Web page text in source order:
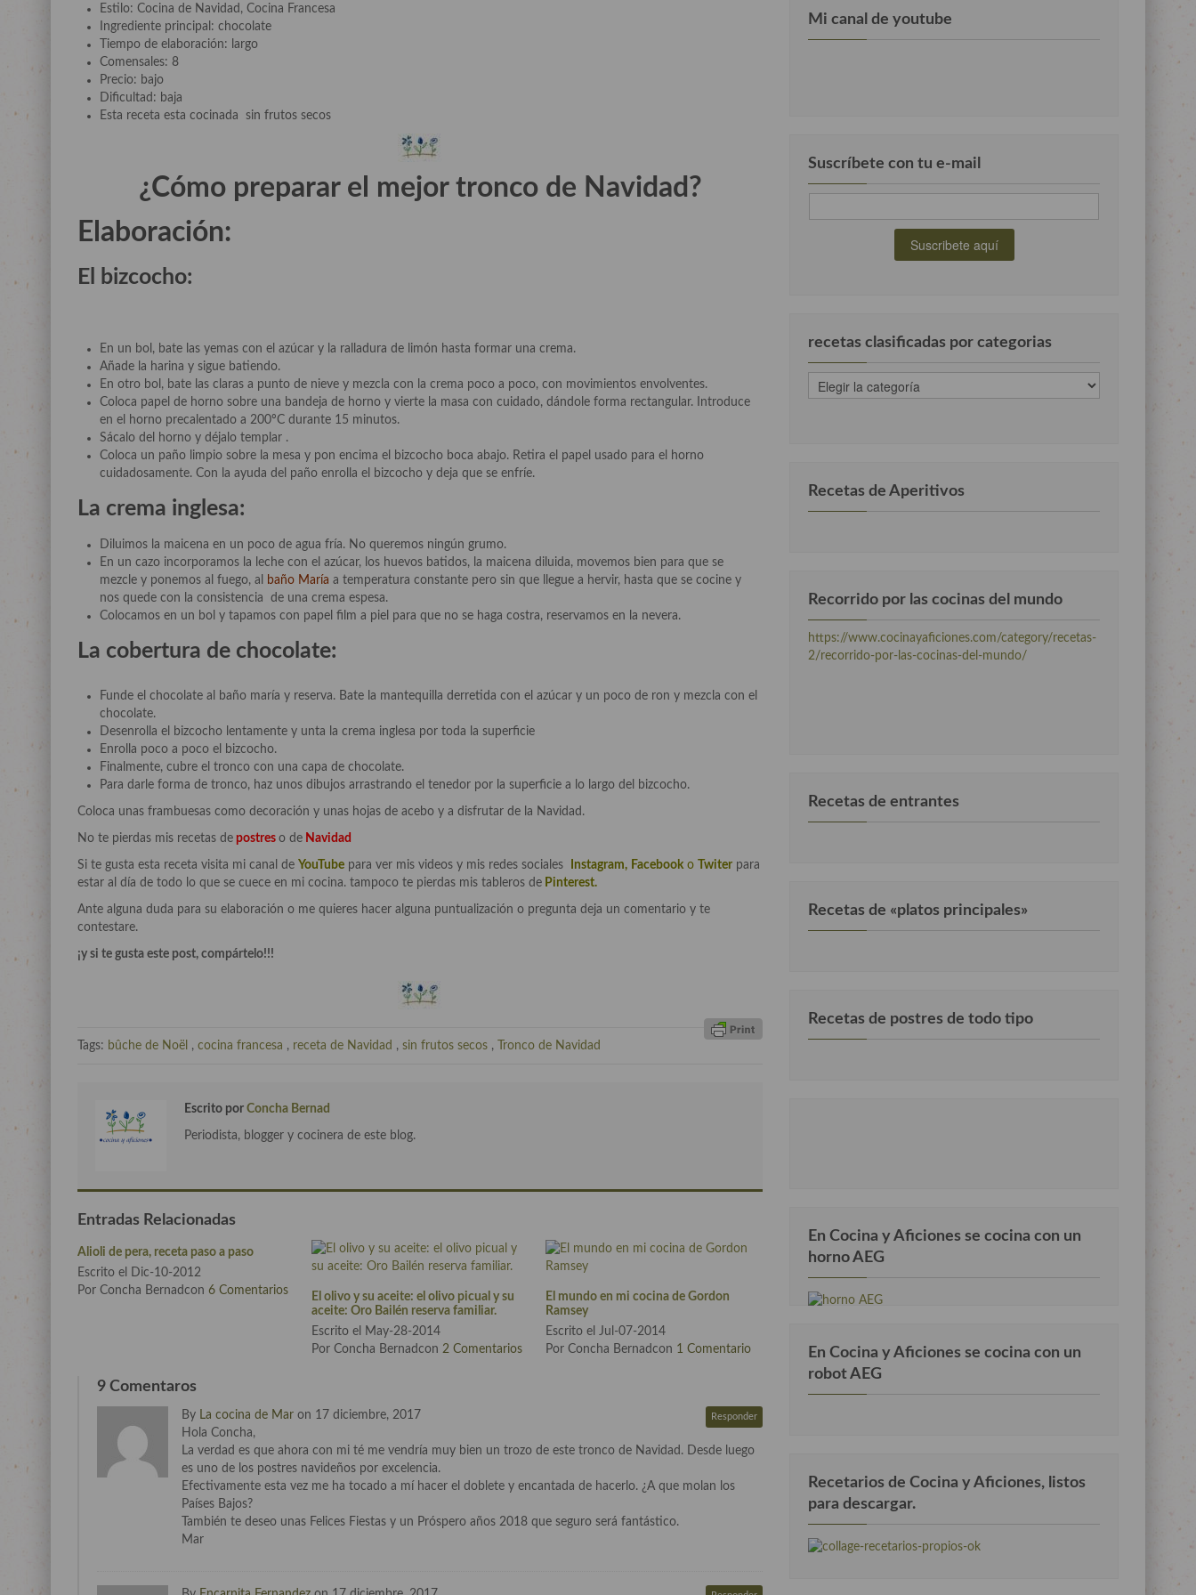
Estilo: Cocina de Navidad, Cocina Francesa
Ingrediente principal: chocolate
Tiempo de elaboración: largo
Comensales: 8
Precio: bajo
Dificultad: baja
Esta receta esta cocinada sin frutos secos
¿Cómo preparar el mejor tronco de Navidad?
Elaboración:
El bizcocho:
En un bol, bate las yemas con el azúcar y la ralladura de limón hasta formar una crema.
Añade la harina y sigue batiendo.
En otro bol, bate las claras a punto de nieve y mezcla con la crema poco a poco, con movimientos envolventes.
Coloca papel de horno sobre una bandeja de horno y vierte la masa con cuidado, dándole forma rectangular. Introduce
en el horno precalentado a 200ºC durante 15 minutos.
Sácalo del horno y déjalo templar .
Coloca un paño limpio sobre la mesa y pon encima el bizcocho boca abajo. Retira el papel usado para el horno
cuidadosamente. Con la ayuda del paño enrolla el bizcocho y deja que se enfríe.
La crema inglesa:
Diluimos la maicena en un poco de agua fría. No queremos ningún grumo.
En un cazo incorporamos la leche con el azúcar, los huevos batidos, la maicena diluida, movemos bien para que se
mezcle y ponemos al fuego, al
baño María a temperatura constante pero sin que llegue a hervir, hasta que se cocine y
nos quede con la consistencia de una crema espesa.
Colocamos en un bol y tapamos con papel film a piel para que no se haga costra, reservamos en la nevera.
La cobertura de chocolate:
Funde el chocolate al baño maría y reserva. Bate la mantequilla derretida con el azúcar y un poco de ron y mezcla con el
chocolate.
Desenrolla el bizcocho lentamente y unta la crema inglesa por toda la superficie
Enrolla poco a poco el bizcocho.
Finalmente, cubre el tronco con una capa de chocolate.
Para darle forma de tronco, haz unos dibujos arrastrando el tenedor por la superficie a lo largo del bizcocho.
Coloca unas frambuesas como decoración y unas hojas de acebo y a disfrutar de la Navidad.
No te pierdas mis recetas de postres o de Navidad
Si te gusta esta receta visita mi canal de YouTube para ver mis videos y mis redes sociales Instagram, Facebooko Twiter para
estar al día de todo lo que se cuece en mi cocina. tampoco te pierdas mis tableros de Pinterest.
Ante alguna duda para su elaboración o me quieres hacer alguna puntualización o pregunta deja un comentario y te
contestare.
¡y si te gusta este post, compártelo!!!
Tags: bûche de Noël , cocina francesa , receta de Navidad , sin frutos secos , Tronco de Navidad
Escrito por Concha Bernad
Periodista, blogger y cocinera de este blog.
Entradas Relacionadas
Alioli de pera, receta paso a paso
Escrito el Dic-10-2012
Por Concha Bernadcon 6 Comentarios
El olivo y su aceite: el olivo picual y su
aceite: Oro Bailén reserva familiar.
Escrito el May-28-2014
Por Concha Bernadcon2 Comentarios
El mundo en mi cocina de Gordon
Ramsey
Escrito el Jul-07-2014
Por Concha Bernadcon 1 Comentario
9 Comentaros
By La cocina de Mar on 17 diciembre, 2017 Responder
Hola Concha,
La verdad es que ahora con mi té me vendría muy bien un trozo de este tronco de Navidad. Desde luego
es uno de los postres navideños por excelencia.
Efectivamente esta vez me ha tocado a mí hacer el doblete y encantada de hacerlo. ¿A que molan los
Países Bajos?
También te deseo unas Felices Fiestas y un Próspero años 2018 que seguro será fantástico.
Mar
Mi canal de youtube
Suscríbete con tu e-mail
recetas clasificadas por categorias
recetas
clasificadas
Recetas de Aperitivos
Recorrido por las cocinas del mundo
https://www.cocinayaficiones.com/category/recetas-
2/recorrido-por-las-cocinas-del-mundo/
Recetas de entrantes
Recetas de «platos principales»
Recetas de postres de todo tipo
En Cocina y Aficiones se cocina con un
horno AEG
En Cocina y Aficiones se cocina con un
robot AEG
Recetarios de Cocina y Aficiones, listos
para descargar.